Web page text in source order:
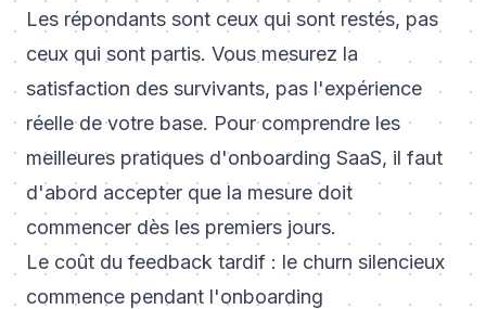
Les répondants sont ceux qui sont restés, pas
ceux qui sont partis. Vous mesurez la
satisfaction des survivants, pas l'expérience
réelle de votre base. Pour comprendre les
meilleures pratiques d'onboarding SaaS, il faut
d'abord accepter que la mesure doit
commencer dès les premiers jours.
Le coût du feedback tardif : le churn silencieux
commence pendant l'onboarding